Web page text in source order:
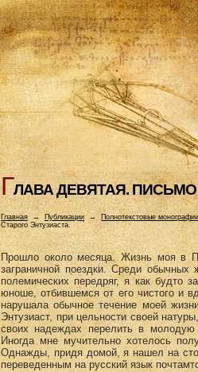
ГЛАВА ДЕВЯТАЯ. ПИСЬМО
Главная→ Публикации → Полнотекстовые монографии
Старого Энтузиаста.
Прошло около месяца. Жизнь моя в
заграничной поездки. Среди
полемических передряг, я как будто
юноше, отбившемся от его чистого и
нарушала обычное течение моей
Энтузиаст, при цельности своей
своих надеждах перелить в молодую
Иногда мне мучительно хотелось
Однажды, придя домой, я нашел на
переведенным на русский язык